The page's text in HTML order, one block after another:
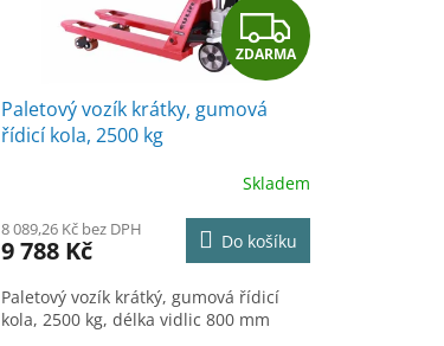
Z
D
R
M
A
ZDARMA
Paletový vozík krátky, gumová
řídicí kola, 2500 kg
Skladem
8 089,26 Kč bez DPH
9 788 Kč Do košíku
Paletový vozík krátký, gumová řídicí
kola, 2500 kg, délka vidlic 800 mm